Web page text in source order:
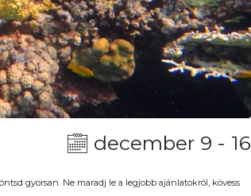
december 9 - 16
gyorsan. Ne maradj le a legjobb ajánlatokról, kövess